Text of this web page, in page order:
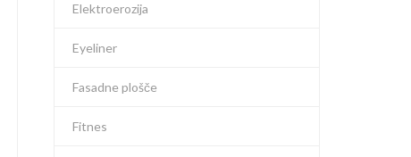
Elektroerozija
Eyeliner
Fasadne plošče
Fitnes